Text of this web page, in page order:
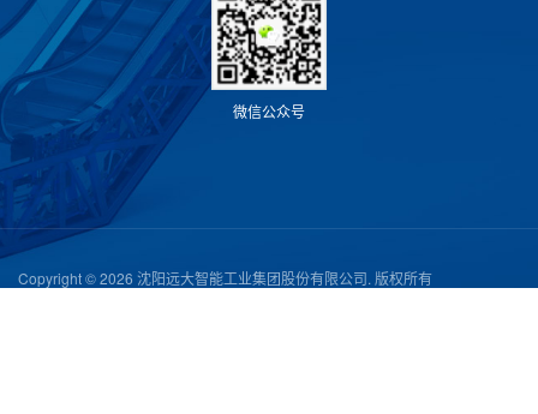
微信公众号
Copyright © 2026 沈阳远大智能工业集团股份有限公司. 版权所有